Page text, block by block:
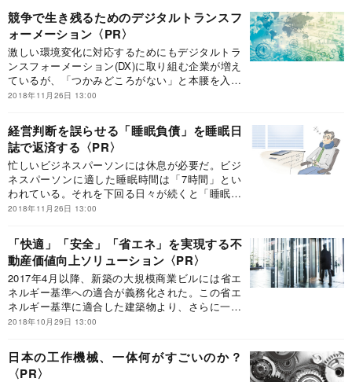
ば、初心者でも入稿データの作成は簡単。名刺、
パンフ、冊子など商材も幅広いので、企業の印刷
コストの削減に活用できそうだ。
競争で生き残るためのデジタルトランスフ
ォーメーション
激しい環境変化に対応するためにもデジタルトラ
ンスフォーメーション(DX)に取り組む企業が増え
ているが、「つかみどころがない」と本腰を入れ
られない経営者も多い。しかしDXは今後、企業の
デジタル変革へのビジョンを持つことが求められ
ている。
2018年11月26日 13:00
経営判断を誤らせる「睡眠負債」を睡眠日
誌で返済する
忙しいビジネスパーソンには休息が必要だ。ビジ
ネスパーソンに適した睡眠時間は「7時間」とい
われている。それを下回る日々が続くと「睡眠負
債」が蓄積されて健康が損なわれ、仕事のミスが
いためには、どうすればいいのか?睡眠研究の第
一人者、睡眠評価研究機構の白川修一郎代表に聞
いた。
2018年11月26日 13:00
「快適」「安全」「省エネ」を実現する不
動産価値向上ソリューション
2017年4月以降、新築の大規模商業ビルには省エ
ネルギー基準への適合が義務化された。この省エ
ネルギー基準に適合した建築物より、さらに一歩
先へ進んだZEB(ゼロ・エネルギー・ビル)が、
2018年10月29日 13:00
日本の工作機械、一体何がすごいのか？